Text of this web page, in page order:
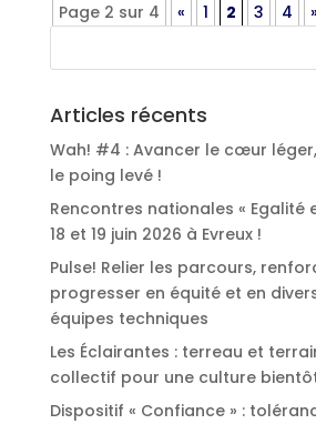
Page 2 sur 4 « 1 2 3 4 »
Articles récents
Wah! #4 : Avancer le cœur
le poing levé !
Rencontres nationales « Egalité
18 et 19 juin 2026 à Evreux !
Pulse! Relier les parcours,
progresser en équité et en
équipes techniques
Les Éclairantes : terreau et
collectif pour une culture
Dispositif « Confiance » :